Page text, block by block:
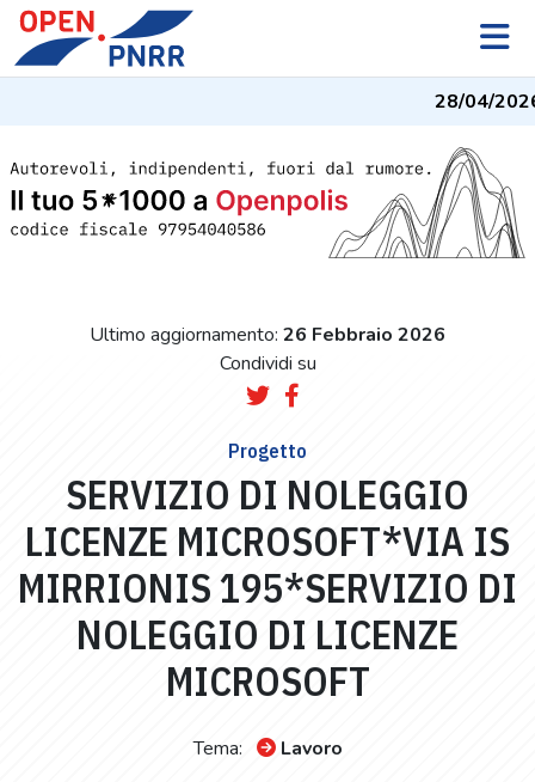
28/04/2026
Ultimo aggiornamento: 26 Febbraio 2026
Condividi su
Progetto
SERVIZIO DI NOLEGGIO
LICENZE MICROSOFT*VIA IS
MIRRIONIS 195*SERVIZIO DI
NOLEGGIO DI LICENZE
MICROSOFT
Tema: Lavoro